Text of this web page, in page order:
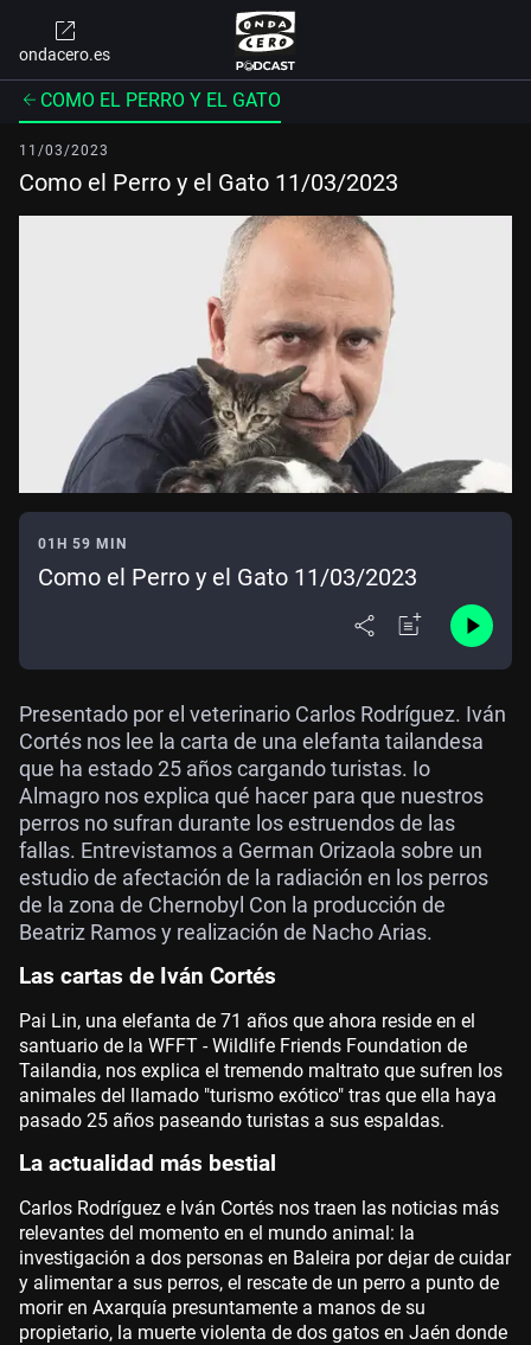
ondacero.es
COMO EL PERRO Y EL GATO
11/03/2023
Como el Perro y el Gato 11/03/2023
01H 59 MIN
Como el Perro y el Gato 11/03/2023
Presentado por el veterinario Carlos Rodríguez. Iván
Cortés nos lee la carta de una elefanta tailandesa
que ha estado 25 años cargando turistas. Io
Almagro nos explica qué hacer para que nuestros
perros no sufran durante los estruendos de las
fallas. Entrevistamos a German Orizaola sobre un
estudio de afectación de la radiación en los perros
de la zona de Chernobyl Con la producción de
Beatriz Ramos y realización de Nacho Arias.
Las cartas de Iván Cortés
Pai Lin, una elefanta de 71 años que ahora reside en el
santuario de la WFFT - Wildlife Friends Foundation de
Tailandia, nos explica el tremendo maltrato que sufren los
animales del llamado "turismo exótico" tras que ella haya
pasado 25 años paseando turistas a sus espaldas.
La actualidad más bestial
Carlos Rodríguez e Iván Cortés nos traen las noticias más
relevantes del momento en el mundo animal: la
investigación a dos personas en Baleira por dejar de cuidar
y alimentar a sus perros, el rescate de un perro a punto de
morir en Axarquía presuntamente a manos de su
propietario, la muerte violenta de dos gatos en Jaén donde